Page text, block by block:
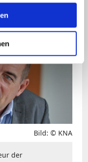
Referat
Bild: © KNA
der